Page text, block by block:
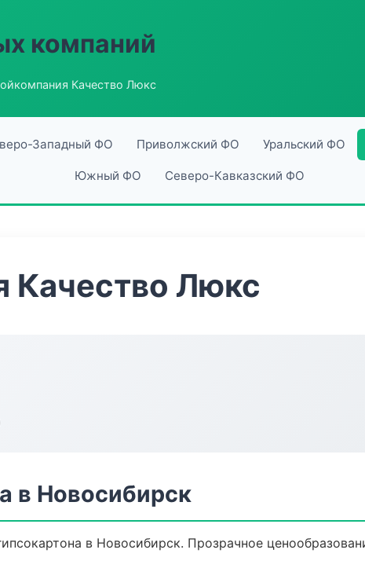
компаний
Качество Люкс
Западный ФО Приволжский ФО Уральский ФО
Южный ФО Северо-Кавказский ФО
Качество Люкс
в Новосибирск
в Новосибирск. Прозрачное